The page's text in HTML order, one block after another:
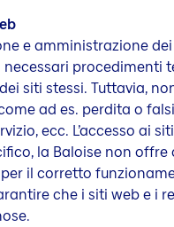
e amministrazione
procedimenti
siti stessi. Tuttavia,
ad es. perdita o
ecc. L’accesso ai
la Baloise non
il corretto
che i siti web e i